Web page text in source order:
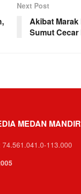
Next Post
Akibat Marak
Sumut Cecar
MEDAN
74.561.041.0-113.000